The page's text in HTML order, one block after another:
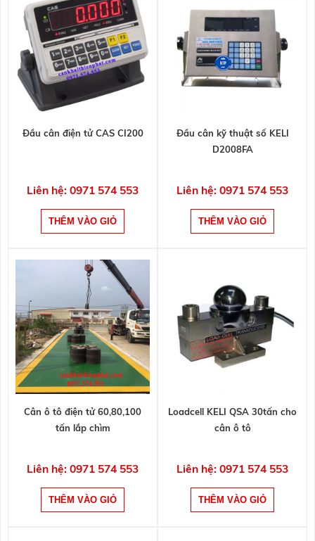
Đầu cân điện tử CAS CI200
Liên hệ: 0971 574 553
Đầu cân kỹ thuật số KELI
D2008FA
Liên hệ: 0971 574 553
Cân ô tô điện tử 60,80,100
tấn lắp chìm
Liên hệ: 0971 574 553
Loadcell KELI QSA 30tấn cho
cân ô tô
Liên hệ: 0971 574 553